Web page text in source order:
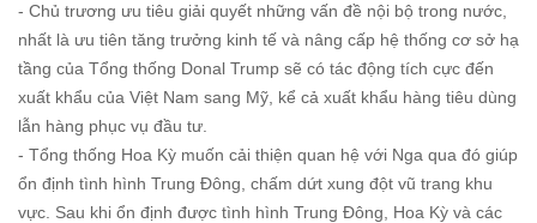
- Chủ trương ưu tiêu giải quyết những vấn đề nội bộ trong nước,
nhất là ưu tiên tăng trưởng kinh tế và nâng cấp hệ thống cơ sở hạ
tầng của Tổng thống Donal Trump sẽ có tác động tích cực đến
xuất khẩu của Việt Nam sang Mỹ, kể cả xuất khẩu hàng tiêu dùng
lẫn hàng phục vụ đầu tư.
- Tổng thống Hoa Kỳ muốn cải thiện quan hệ với Nga qua đó giúp
ổn định tình hình Trung Đông, chấm dứt xung đột vũ trang khu
vực. Sau khi ổn định được tình hình Trung Đông, Hoa Kỳ và các